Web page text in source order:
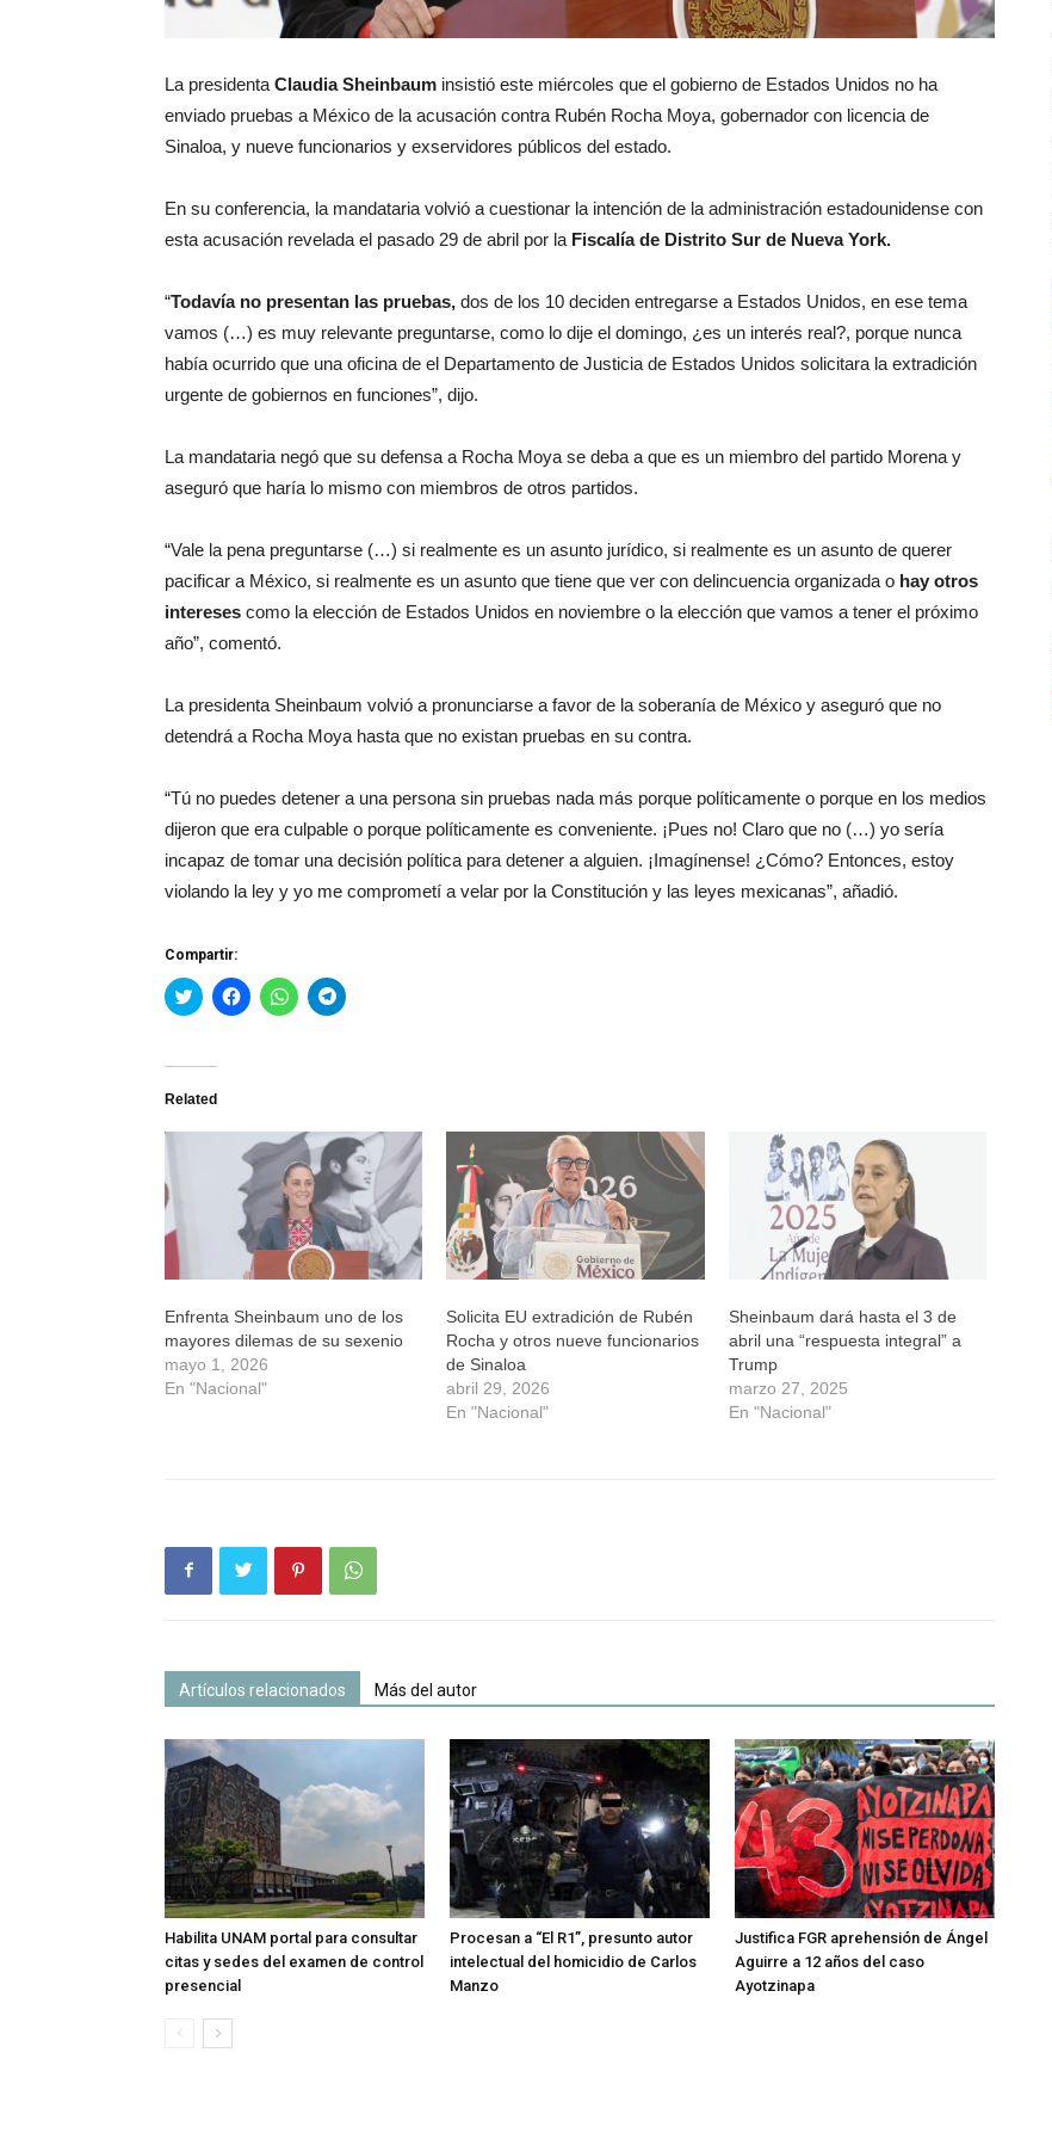
La presidenta Claudia Sheinbaum insistió este miércoles que el gobierno de Estados Unidos no ha
enviado pruebas a México de la acusación contra Rubén Rocha Moya, gobernador con licencia de
Sinaloa, y nueve funcionarios y exservidores públicos del estado.
En su conferencia, la mandataria volvió a cuestionar la intención de la administración estadounidense con
esta acusación revelada el pasado 29 de abril por la Fiscalía de Distrito Sur de Nueva York.
“Todavía no presentan las pruebas, dos de los 10 deciden entregarse a Estados Unidos, en ese tema
vamos (…) es muy relevante preguntarse, como lo dije el domingo, ¿es un interés real?, porque nunca
había ocurrido que una oficina de el Departamento de Justicia de Estados Unidos solicitara la extradición
urgente de gobiernos en funciones”, dijo.
La mandataria negó que su defensa a Rocha Moya se deba a que es un miembro del partido Morena y
aseguró que haría lo mismo con miembros de otros partidos.
“Vale la pena preguntarse (…) si realmente es un asunto jurídico, si realmente es un asunto de querer
pacificar a México, si realmente es un asunto que tiene que ver con delincuencia organizada o hay otros
intereses como la elección de Estados Unidos en noviembre o la elección que vamos a tener el próximo
año”, comentó.
La presidenta Sheinbaum volvió a pronunciarse a favor de la soberanía de México y aseguró que no
detendrá a Rocha Moya hasta que no existan pruebas en su contra.
“Tú no puedes detener a una persona sin pruebas nada más porque políticamente o porque en los medios
dijeron que era culpable o porque políticamente es conveniente. ¡Pues no! Claro que no (…) yo sería
incapaz de tomar una decisión política para detener a alguien. ¡Imagínense! ¿Cómo? Entonces, estoy
violando la ley y yo me comprometí a velar por la Constitución y las leyes mexicanas”, añadió.
Compartir:
Haz
clic
Twitter
abre
una
ventana
nueva)
Haz
clic
una
ventana
nueva)
Haz
clic
una
ventana
nueva)
Haz
clic
una
ventana
nueva)
Related
Enfrenta Sheinbaum uno de los
mayores dilemas de su sexenio
mayo 1, 2026
En "Nacional"
Solicita EU extradición de Rubén
Rocha y otros nueve funcionarios
de Sinaloa
abril 29, 2026
En "Nacional"
Sheinbaum dará hasta el 3 de
abril una “respuesta integral” a
Trump
marzo 27, 2025
En "Nacional"
Artículos relacionados Más del autor
Habilita UNAM portal para consultar
citas y sedes del examen de control
presencial
Procesan a “El R1”, presunto autor
intelectual del homicidio de Carlos
Manzo
Justifica FGR aprehensión de Ángel
Aguirre a 12 años del caso
Ayotzinapa